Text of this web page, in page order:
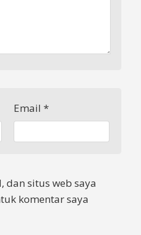
Email *
dan situs web saya
komentar saya